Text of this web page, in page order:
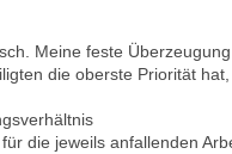
Meine feste
die oberste Priorität
die jeweils anfallenden